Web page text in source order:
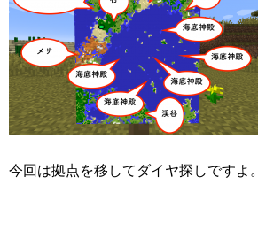
今回は拠点を移してダイヤ探しですよ。